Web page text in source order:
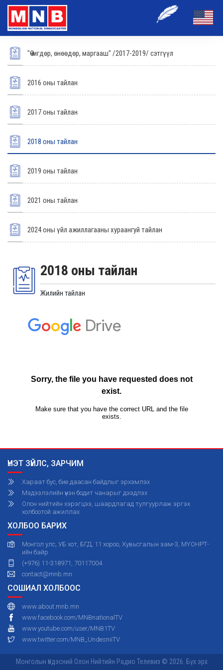
"Өчигдөр, өнөөдөр, маргааш" /2017-2019/ сэтгүүл
2016 оны тайлан
2017 оны тайлан
2018 оны тайлан
2019 оны тайлан
2021 оны тайлан
2024 оны үйл ажиллагааны хураангуй тайлан
2018 оны тайлан
Жилийн тайлан
ҮНЭТ ЗҮЙЛС, ЗАРЧИМ
Хараат бус, бие даасан байдлыг эрхэмлэх
Мэдээлэлийн үнэн бодит чанарыг дээдлэх
Олон нийтийн хэрэгцээ, шаардлагад тулгуурлаж эргэх
холбоотой ажиллах
ХОЛБОО БАРИХ
Монгол улс, УБ хот, БГД, 11 хороо, Хувьсгалын зам-3, МҮОНРТ-
ийн байр
(+976) 11-318971, 70117004
contact@mnb.mn
СОШИАЛ ХОЛБООС
www.about.mnb.mn
www.facebook.com/MNBnationalTV
www.youtube.com/user/MNB1TV
www.twitter.com/MNB_UndesniiTV
Монголын Үндэсний Олон Нийтийн Радио Телевиз © 2026. Бүх эрх